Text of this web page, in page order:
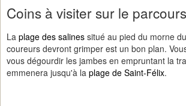
Coins à visiter sur le parcours
La plage des salines situé au pied du morne
coureurs devront grimper est un bon plan.
vous dégourdir les jambes en empruntant la
emmenera jusqu'à la plage de Saint-Félix.